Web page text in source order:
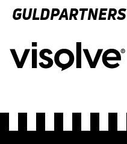
GULDPARTNERS